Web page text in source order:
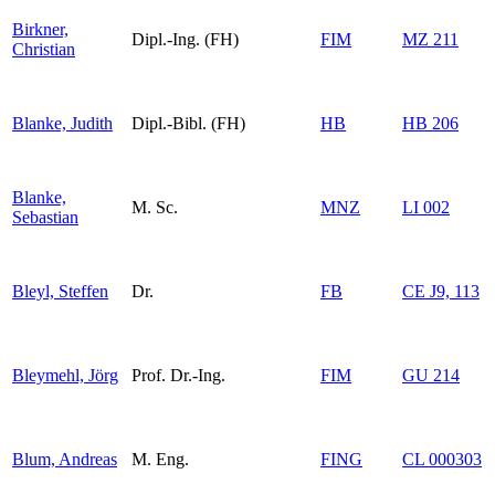
Birkner,
Christian
Dipl.-Ing. (FH) FIM MZ 211
Blanke, Judith Dipl.-Bibl. (FH) HB HB 206
Blanke,
Sebastian
M. Sc. MNZ LI 002
Bleyl, Steffen Dr. FB CE J9, 113
Bleymehl, Jörg Prof. Dr.-Ing. FIM GU 214
Blum, Andreas M. Eng. FING CL 000303